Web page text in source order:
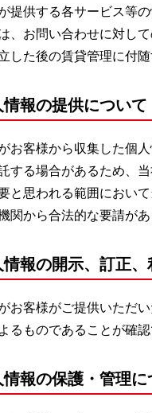
提供する各サービス等
、お問い合わせに対し
した後の賃貸管理に付
情報の提供について
お客様から収集した個
する場合があるため、
と思われる範囲におい
関から合法的な要請が
情報の開示、訂正
お客様がご提供いただ
るものであることが確
情報の保護・管理に